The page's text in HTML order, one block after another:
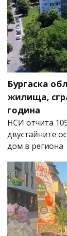
Бургаска
жилища,
година
НСИ отчита
двустайните
дом в региона